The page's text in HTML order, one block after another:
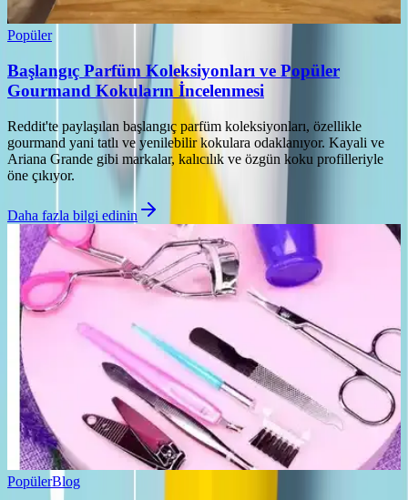
Popüler
Başlangıç Parfüm Koleksiyonları ve Popüler
Gourmand Kokuların İncelenmesi
Reddit'te paylaşılan başlangıç parfüm koleksiyonları, özellikle
gourmand yani tatlı ve yenilebilir kokulara odaklanıyor. Kayali ve
Ariana Grande gibi markalar, kalıcılık ve özgün koku profilleriyle
öne çıkıyor.
Daha fazla bilgi edinin
PopülerBlog